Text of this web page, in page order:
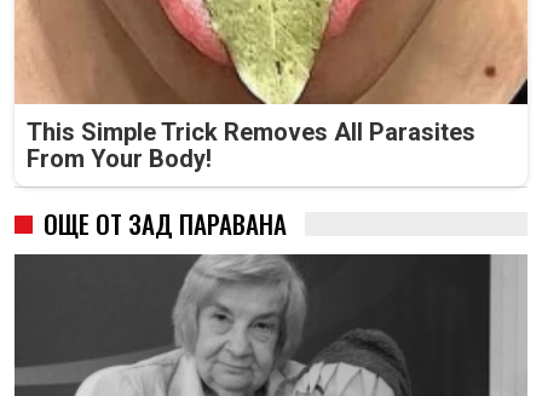
This Simple Trick Removes All Parasites
From Your Body!
ОЩЕ ОТ ЗАД ПАРАВАНА